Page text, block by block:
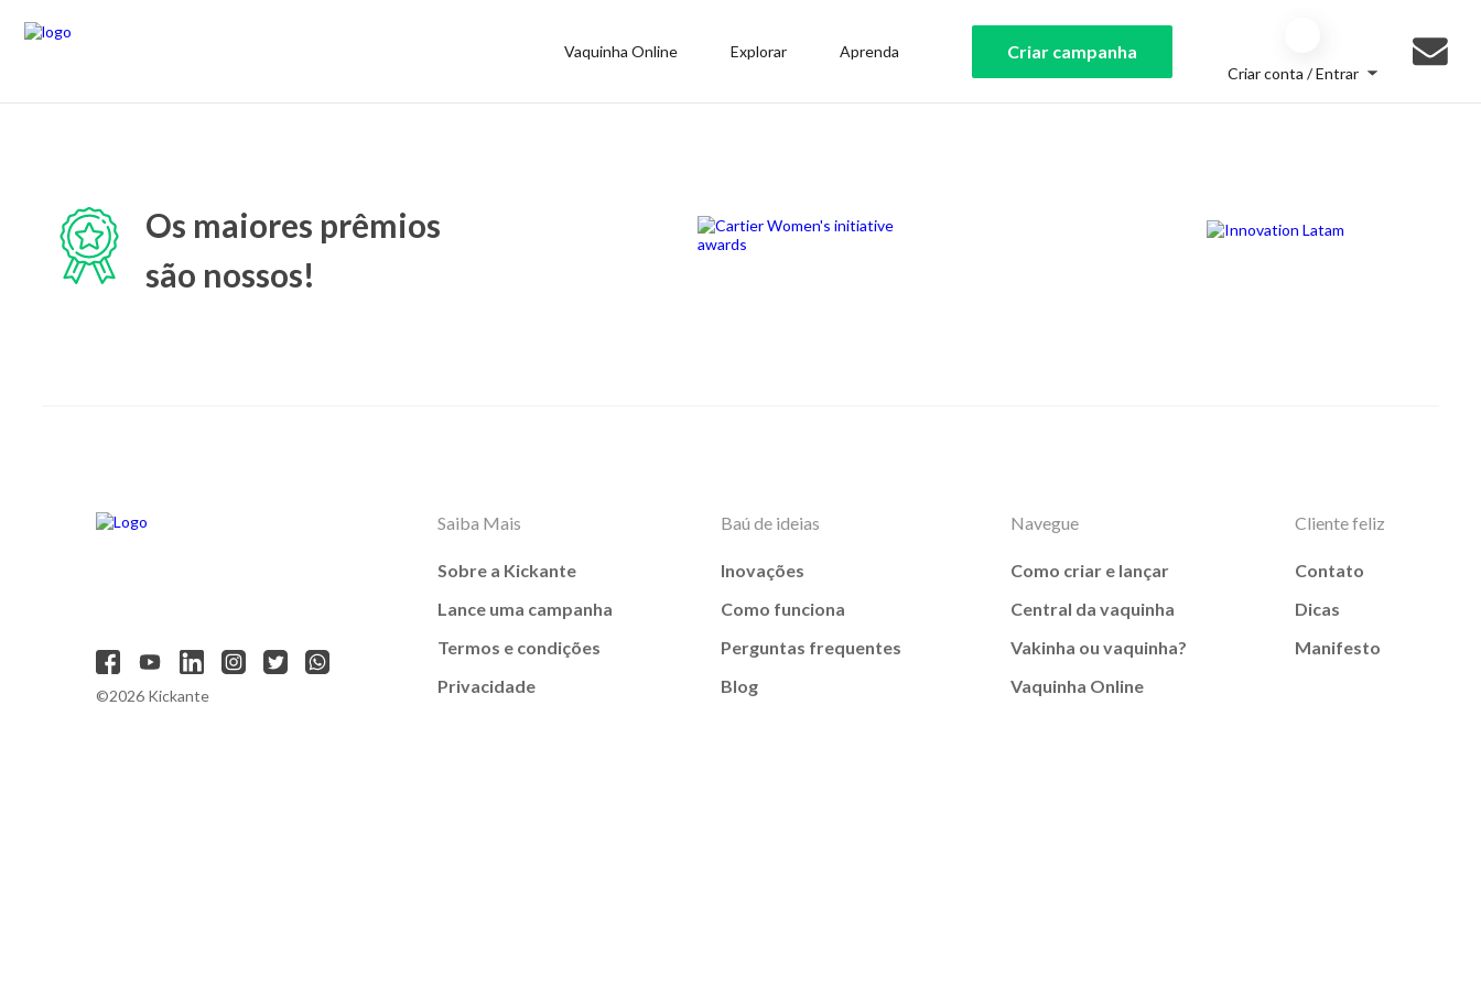
Vaquinha Online Explorar Aprenda Criar campanha
Criar conta / Entrar
Os maiores prêmios
são nossos!
©2026 Kickante
Saiba Mais
Sobre a Kickante
Lance uma campanha
Termos e condições
Privacidade
Baú de ideias
Inovações
Como funciona
Perguntas frequentes
Blog
Navegue
Como criar e lançar
Central da vaquinha
Vakinha ou vaquinha?
Vaquinha Online
Cliente feliz
Contato
Dicas
Manifesto